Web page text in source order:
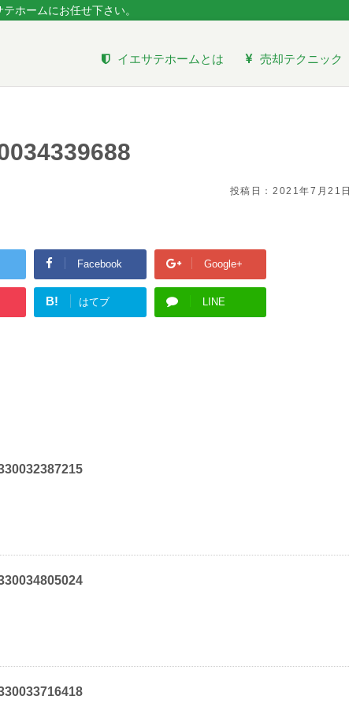
ホームにお任せ下さい。
イエサテホームとは 売却テクニック
投稿日： 2021年7月21日
Facebook Google+
B! はてブ LINE